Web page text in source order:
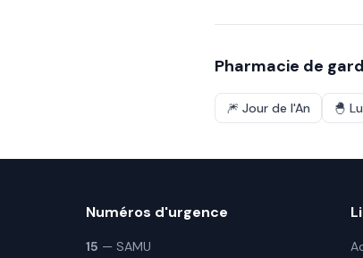
Pharmacie de
🎆 Jour de l'An 🐣
Numéros d'urgence
15 — SAMU